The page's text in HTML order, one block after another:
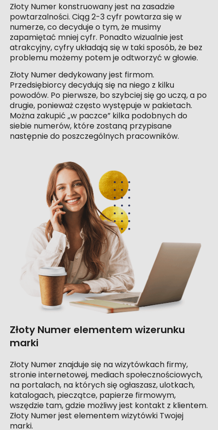
Złoty Numer konstruowany jest na zasadzie
powtarzalności. Ciąg 2-3 cyfr powtarza się w
numerze, co decyduje o tym, że musimy
zapamiętać mniej cyfr. Ponadto wizualnie jest
atrakcyjny, cyfry układają się w taki sposób, że bez
problemu możemy potem je odtworzyć w głowie.
Złoty Numer dedykowany jest firmom.
Przedsiębiorcy decydują się na niego z kilku
powodów. Po pierwsze, bo szybciej się go uczą, a po
drugie, ponieważ często występuje w pakietach.
Można zakupić „w paczce” kilka podobnych do
siebie numerów, które zostaną przypisane
następnie do poszczególnych pracowników.
Złoty Numer elementem wizerunku
marki
Złoty Numer znajduje się na wizytówkach firmy,
stronie internetowej, mediach społecznościowych,
na portalach, na których się ogłaszasz, ulotkach,
katalogach, pieczątce, papierze firmowym,
wszędzie tam, gdzie możliwy jest kontakt z klientem.
Złoty Numer jest elementem wizytówki Twojej
marki.